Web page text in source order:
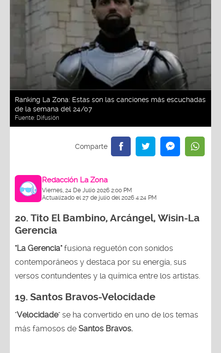
Ranking La Zona: Estas son las canciones más escuchadas
de la semana del 24/07
Fuente: Difusión
Redacción La Zona
Viernes, 24 De Julio 2026 2:00 PM
Actualizado el 27 de julio del 2026 4:24 PM
20. Tito El Bambino, Arcángel, Wisin-La
Gerencia
"La Gerencia"fusiona reguetón con sonidos
contemporáneos y destaca por su energía, sus
versos contundentes y la química entre los artistas.
19. Santos Bravos-Velocidade
"Velocidade" se ha convertido en uno de los temas
más famosos de Santos Bravos.